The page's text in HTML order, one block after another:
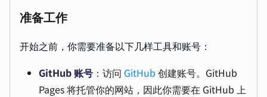
准备工作
开始之前，你需要准备以下几样工具和账号：
GitHub 账号 ：访问 GitHub 创建账号。GitHub
Pages 将托管你的网站，因此你需要在 GitHub 上